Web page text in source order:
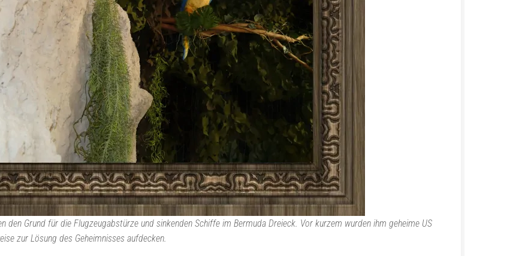
den Grund für die Flugzeugabstürze und sinkenden Schiffe im Bermuda Dreieck. Vor kurzem wurden ihm geheime US
zur Lösung des Geheimnisses aufdecken.